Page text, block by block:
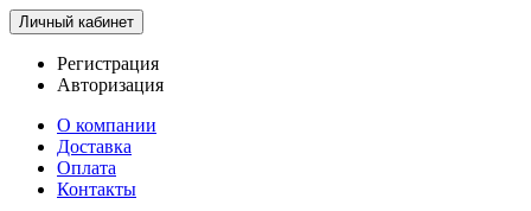
Личный кабинет
Регистрация
Авторизация
О компании
Доставка
Оплата
Контакты